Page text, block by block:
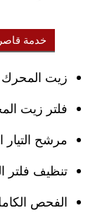
خدمة قاصر
زيت المحرك
فلتر زيت
مرشح التيار
تنظيف فلتر
الفحص